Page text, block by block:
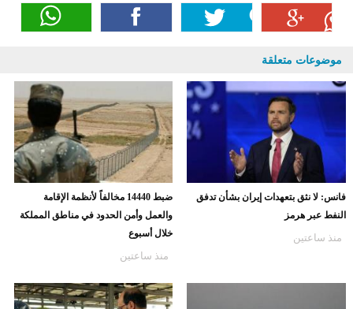
موضوعات متعلقة
فانس: لا نثق بتعهدات إيران بشأن تدفق
النفط عبر هرمز
منذ ساعتين
ضبط 14440 مخالفاً لأنظمة الإقامة
والعمل وأمن الحدود في مناطق المملكة
خلال أسبوع
منذ ساعتين